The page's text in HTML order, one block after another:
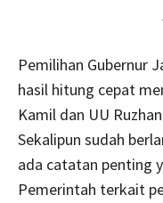
Pemilihan Gubernur
hasil hitung cepat
Kamil dan UU
Sekalipun sudah
ada catatan penting
Pemerintah terkait